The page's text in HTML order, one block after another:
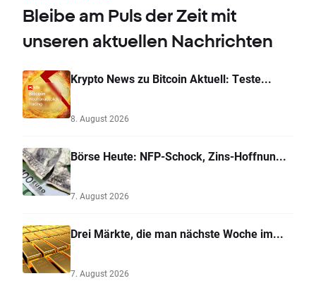
Bleibe am Puls der Zeit mit
unseren aktuellen Nachrichten
Krypto News zu Bitcoin Aktuell: Teste...
8. August 2026
Börse Heute: NFP-Schock, Zins-Hoffnun...
7. August 2026
Drei Märkte, die man nächste Woche im...
7. August 2026